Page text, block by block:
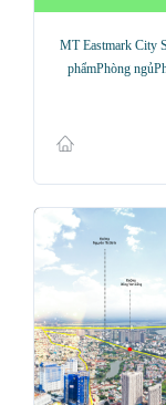
MT Eastmark City
phẩmPhòng